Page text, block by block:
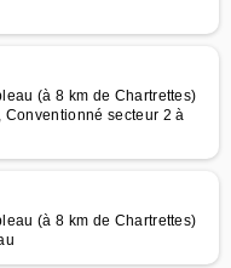
(à 8 km de Chartrettes)
secteur 2 à
(à 8 km de Chartrettes)